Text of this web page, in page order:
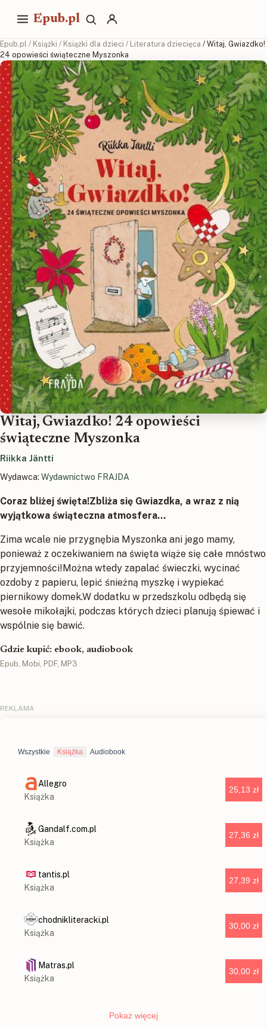
Epub.pl
Epub.pl / Książki / Książki dla dzieci / Literatura dziecięca / Witaj, Gwiazdko!
24 opowieści świąteczne Myszonka
Witaj, Gwiazdko! 24 opowieści
świąteczne Myszonka
Riikka Jäntti
Wydawca: Wydawnictwo FRAJDA
Coraz bliżej święta!Zbliża się Gwiazdka, a wraz z nią
wyjątkowa świąteczna atmosfera…
Zima wcale nie przygnębia Myszonka ani jego mamy,
ponieważ z oczekiwaniem na święta wiąże się całe mnóstwo
przyjemności!Można wtedy zapalać świeczki, wycinać
ozdoby z papieru, lepić śnieżną myszkę i wypiekać
piernikowy domek.W dodatku w przedszkolu odbędą się
wesołe mikołajki, podczas których dzieci planują śpiewać i
wspólnie się bawić.
Gdzie kupić: ebook, audiobook
Epub, Mobi, PDF, MP3